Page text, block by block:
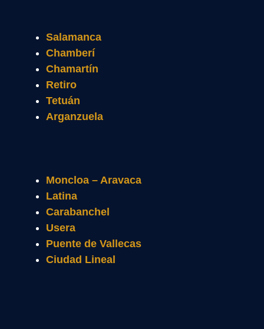
Salamanca
Chamberí
Chamartín
Retiro
Tetuán
Arganzuela
Moncloa – Aravaca
Latina
Carabanchel
Usera
Puente de Vallecas
Ciudad Lineal